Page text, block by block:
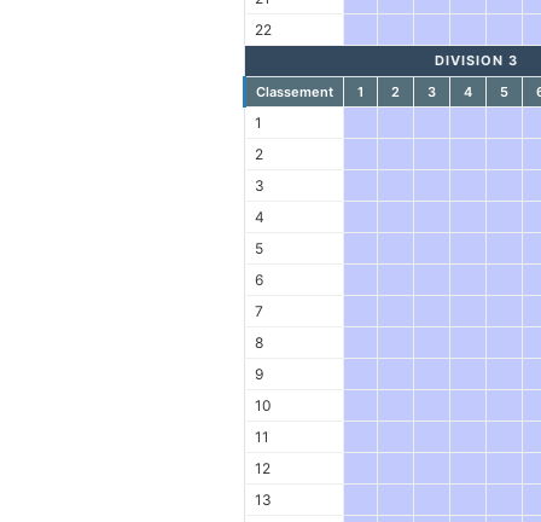
22
DIVISION 3
Classement
1 2 3 4 5
1
2
3
4
5
6
7
8
9
10
11
12
13